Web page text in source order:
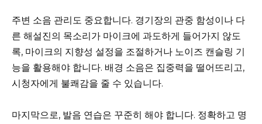
주변 소음 관리도 중요합니다. 경기장의 관중 함성이나 다
른 해설진의 목소리가 마이크에 과도하게 들어가지 않도
록, 마이크의 지향성 설정을 조절하거나 노이즈 캔슬링 기
능을 활용해야 합니다. 배경 소음은 집중력을 떨어뜨리고,
시청자에게 불쾌감을 줄 수 있습니다.
마지막으로, 발음 연습은 꾸준히 해야 합니다. 정확하고 명